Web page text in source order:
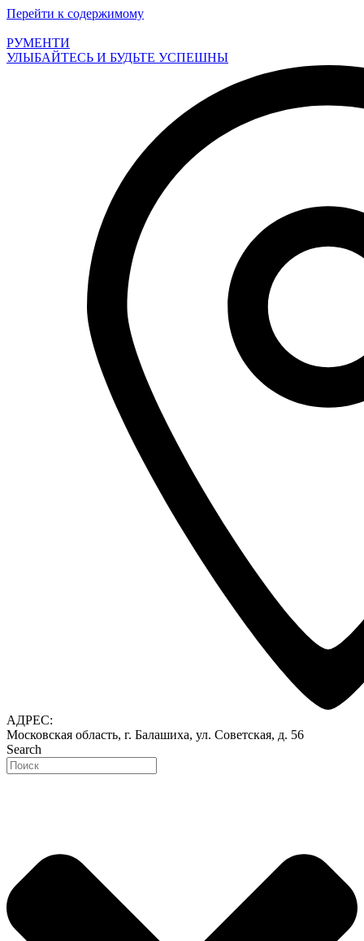
Перейти к содержимому
РУМЕНТИ
УЛЫБАЙТЕСЬ И БУДЬТЕ УСПЕШНЫ
АДРЕС:
Московская область, г. Балашиха, ул. Советская, д. 56
Search